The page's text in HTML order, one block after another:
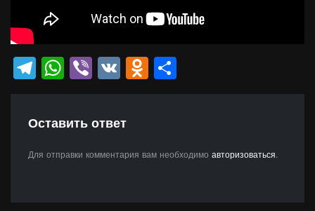
Telegram
WhatsApp
Viber
VK Odnoklassniki
Оставить ответ
Для отправки комментария вам необходимо авторизоваться.